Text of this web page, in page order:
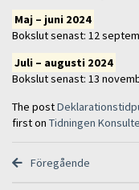
Maj – juni 2024
Bokslut senast: 12
Juli – augusti 2024
Bokslut senast: 13
The post
first on Tidningen
Föregående